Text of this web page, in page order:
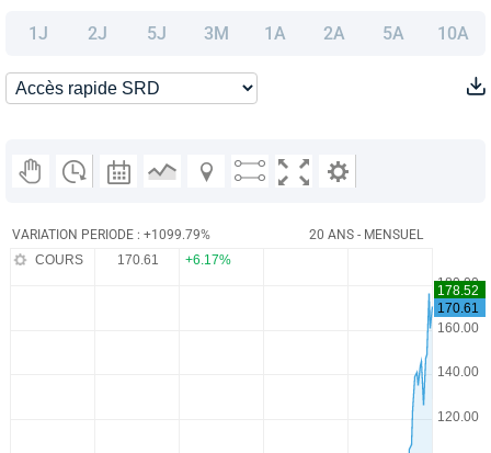
1J 2J 5J 3M 1A 2A 5A 10A
VARIATION PERIODE : +1099.79% 20 ANS - MENSUEL
COURS 170.61 +6.17%